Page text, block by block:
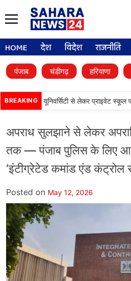
HOME देश विदेश राजनीति
पंजाब चंडीगढ़ हरियाणा
BREAKING
डिजिटल यूनिवर्सिटी से लेकर प्राइवेट स्कूल फीस
अपराध सुलझाने से लेकर
तक — पंजाब पुलिस के लिए
‘इंटीग्रेटेड कमांड एंड
Posted on May 12, 2026